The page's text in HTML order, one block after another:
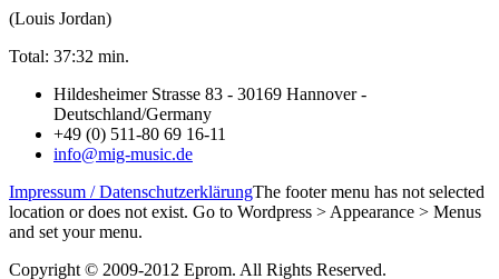
(Louis Jordan)
Total: 37:32 min.
Hildesheimer Strasse 83 - 30169 Hannover -
Deutschland/Germany
+49 (0) 511-80 69 16-11
info@mig-music.de
Impressum / DatenschutzerklärungThe footer menu has not selected
location or does not exist. Go to Wordpress > Appearance > Menus
and set your menu.
Copyright © 2009-2012 Eprom. All Rights Reserved.